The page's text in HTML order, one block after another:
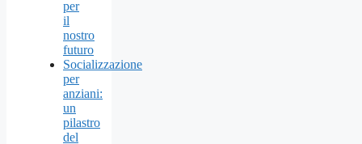
per
il
nostro
futuro
Socializzazione
per
anziani:
un
pilastro
del